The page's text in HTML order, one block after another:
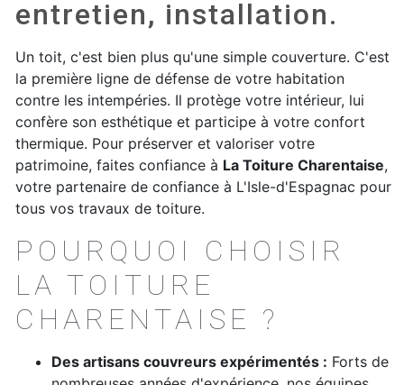
entretien, installation.
Un toit, c'est bien plus qu'une simple couverture. C'est
la première ligne de défense de votre habitation
contre les intempéries. Il protège votre intérieur, lui
confère son esthétique et participe à votre confort
thermique. Pour préserver et valoriser votre
patrimoine, faites confiance à La Toiture Charentaise,
votre partenaire de confiance à L'Isle-d'Espagnac pour
tous vos travaux de toiture.
POURQUOI CHOISIR
LA TOITURE
CHARENTAISE ?
Des artisans couvreurs expérimentés : Forts de